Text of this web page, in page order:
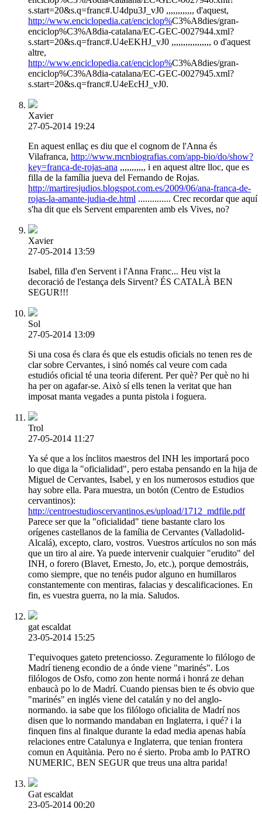
s.start=20&s.q=franc#.U4dpu3J_vJ0 ,,,,,,,,,,,, d'aquest,
http://www.enciclopedia.cat/enciclop%C3%A8dies/gran-
enciclop%C3%A8dia-catalana/EC-GEC-0027944.xml?
s.start=20&s.q=franc#.U4eEKHJ_vJ0 ,,,,,,,,,,,,,,,,, o d'aquest
altre,
http://www.enciclopedia.cat/enciclop%C3%A8dies/gran-
enciclop%C3%A8dia-catalana/EC-GEC-0027945.xml?
s.start=20&s.q=franc#.U4eEcHJ_vJ0.
Xavier
27-05-2014 19:24
En aquest enllaç es diu que el cognom de l'Anna és
Vilafranca, http://www.mcnbiografias.com/app-bio/do/show?
key=franca-de-rojas-ana ,,,,,,,,,,, i en aquest altre lloc, que es
filla de la família jueva del Fernando de Rojas.
http://martiresjudios.blogspot.com.es/2009/06/ana-franca-de-
rojas-la-amante-judia-de.html .............. Crec recordar que aquí
s'ha dit que els Servent emparenten amb els Vives, no?
Xavier
27-05-2014 13:59
Isabel, filla d'en Servent i l'Anna Franc... Heu vist la
decoració de l'estança dels Sirvent? ÉS CATALÀ BEN
SEGUR!!!
Sol
27-05-2014 13:09
Si una cosa és clara és que els estudis oficials no tenen res de
clar sobre Cervantes, i sinó només cal veure com cada
estudiós oficial té una teoria diferent. Per què? Per què no hi
ha per on agafar-se. Això sí ells tenen la veritat que han
imposat manta vegades a punta pistola i foguera.
Trol
27-05-2014 11:27
Ya sé que a los ínclitos maestros del INH les importará poco
lo que diga la "oficialidad", pero estaba pensando en la hija de
Miguel de Cervantes, Isabel, y en los numerosos estudios que
hay sobre ella. Para muestra, un botón (Centro de Estudios
cervantinos):
http://centroestudioscervantinos.es/upload/1712_mdfile.pdf
Parece ser que la "oficialidad" tiene bastante claro los
orígenes castellanos de la família de Cervantes (Valladolid-
Alcalá), excepto, claro, vostros. Vuestros artículos no son más
que un tiro al aire. Ya puede intervenir cualquier "erudito" del
INH, o forero (Blavet, Ernesto, Jo, etc.), porque demostráis,
como siempre, que no tenéis pudor alguno en humillaros
constantemente con mentiras, falacias y descalificaciones. En
fin, es vuestra guerra, no la mia. Saludos.
gat escaldat
23-05-2014 15:25
T'equivoques gateto pretenciosso. Zeguramente lo filólogo de
Madrí tieneng econdio de a ónde viene "marinés". Los
filólogos de Osfo, como zon hente normá i honrá ze dehan
enbaucà po lo de Madrí. Cuando piensas bien te és obvio que
"marinés" en inglés viene del catalán y no del anglo-
normando. ia sabe que los filólogo oficialita de Madrí nos
disen que lo normando mandaban en Inglaterra, i qué? i la
finquen fins al finalque durante la edad media apenas había
relaciones entre Catalunya e Inglaterra, que tenian frontera
comun en Aquitània. Pero no é sierto. Proba amb lo PATRO
NUMERIC, BEN SEGUR que treus una altra parida!
Gat escaldat
23-05-2014 00:20